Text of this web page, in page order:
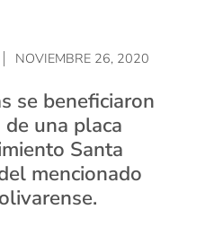
NOVIEMBRE 26, 2020
se beneficiaron
una placa
Santa
mencionado